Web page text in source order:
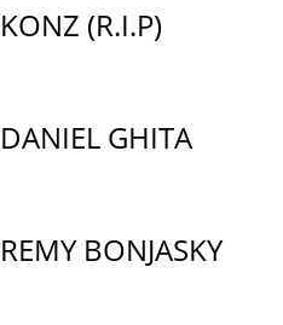
KONZ (R.I.P)
DANIEL GHITA
REMY BONJASKY